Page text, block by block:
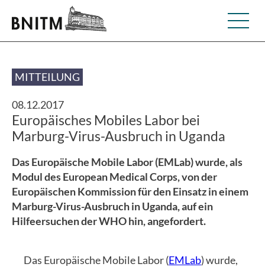
MITTEILUNG
08.12.2017
Europäisches Mobiles Labor bei
Marburg-Virus-Ausbruch in Uganda
Das Europäische Mobile Labor (EMLab) wurde, als
Modul des European Medical Corps, von der
Europäischen Kommission für den Einsatz in einem
Marburg-Virus-Ausbruch in Uganda, auf ein
Hilfeersuchen der WHO hin, angefordert.
Das Europäische Mobile Labor (EMLab) wurde,